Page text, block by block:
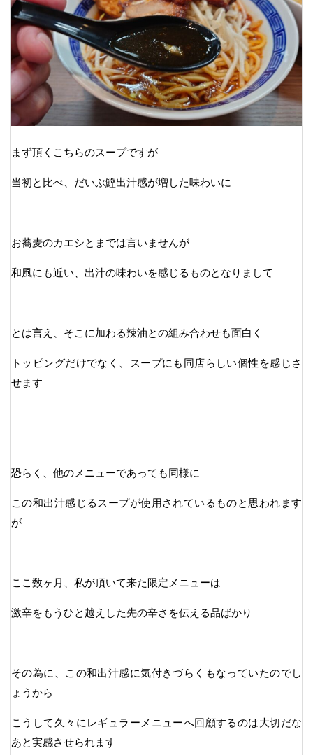
まず頂くこちらのスープですが
当初と比べ、だいぶ鰹出汁感が増した味わいに
お蕎麦のカエシとまでは言いませんが
和風にも近い、出汁の味わいを感じるものとなりまして
とは言え、そこに加わる辣油との組み合わせも面白く
トッピングだけでなく、スープにも同店らしい個性を感じさ
せます
恐らく、他のメニューであっても同様に
この和出汁感じるスープが使用されているものと思われます
が
ここ数ヶ月、私が頂いて来た限定メニューは
激辛をもうひと越えした先の辛さを伝える品ばかり
その為に、この和出汁感に気付きづらくもなっていたのでし
ょうから
こうして久々にレギュラーメニューへ回顧するのは大切だな
あと実感させられます